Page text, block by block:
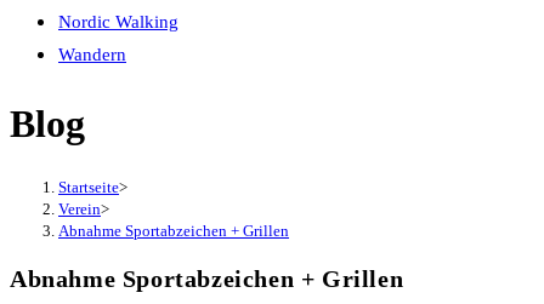
Nordic Walking
Wandern
Blog
Startseite>
Verein>
Abnahme Sportabzeichen + Grillen
Abnahme Sportabzeichen + Grillen